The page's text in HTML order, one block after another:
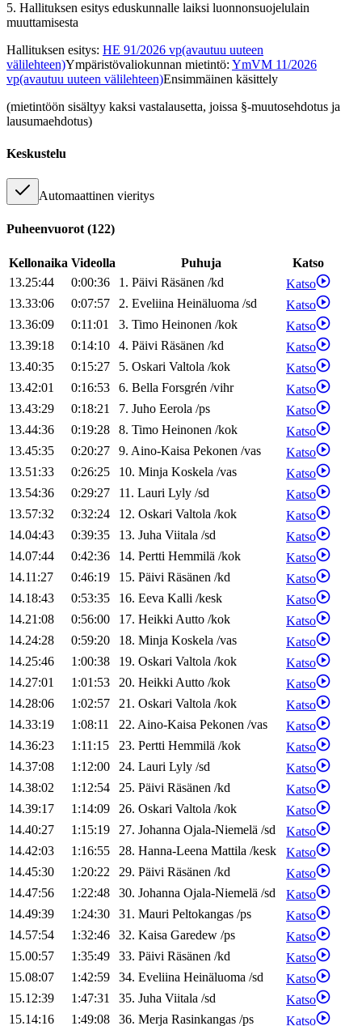
5. Hallituksen esitys eduskunnalle laiksi luonnonsuojelulain
muuttamisesta
Hallituksen esitys: HE 91/2026 vp(avautuu uuteen
välilehteen)Ympäristövaliokunnan mietintö: YmVM 11/2026
vp(avautuu uuteen välilehteen)Ensimmäinen käsittely
(mietintöön sisältyy kaksi vastalausetta, joissa §-muutosehdotus ja
lausumaehdotus)
Keskustelu
Automaattinen vieritys
Puheenvuorot (122)
Kellonaika Videolla Puhuja
Katso
13.25:44
0:00:36 1. Päivi Räsänen /kd
Katso
13.33:06
0:07:57 2. Eveliina Heinäluoma /sd
Katso
13.36:09
0:11:01 3. Timo Heinonen /kok
Katso
13.39:18
0:14:10 4. Päivi Räsänen /kd
Katso
13.40:35
0:15:27 5. Oskari Valtola /kok
Katso
13.42:01
0:16:53 6. Bella Forsgrén /vihr
Katso
13.43:29
0:18:21 7. Juho Eerola /ps
Katso
13.44:36
0:19:28 8. Timo Heinonen /kok
Katso
13.45:35
0:20:27 9. Aino-Kaisa Pekonen /vas
Katso
13.51:33
0:26:25 10. Minja Koskela /vas
Katso
13.54:36
0:29:27 11. Lauri Lyly /sd
Katso
13.57:32
0:32:24 12. Oskari Valtola /kok
Katso
14.04:43
0:39:35 13. Juha Viitala /sd
Katso
14.07:44
0:42:36 14. Pertti Hemmilä /kok
Katso
14.11:27
0:46:19 15. Päivi Räsänen /kd
Katso
14.18:43
0:53:35 16. Eeva Kalli /kesk
Katso
14.21:08
0:56:00 17. HeikkiAutto /kok
Katso
14.24:28
0:59:20 18. Minja Koskela /vas
Katso
14.25:46
1:00:38 19. Oskari Valtola /kok
Katso
14.27:01
1:01:53 20. HeikkiAutto /kok
Katso
14.28:06
1:02:57 21. Oskari Valtola /kok
Katso
14.33:19
1:08:11 22. Aino-Kaisa Pekonen /vas
Katso
14.36:23
1:11:15 23. Pertti Hemmilä /kok
Katso
14.37:08
1:12:00 24. Lauri Lyly /sd
Katso
14.38:02
1:12:54 25. Päivi Räsänen /kd
Katso
14.39:17
1:14:09 26. Oskari Valtola /kok
Katso
14.40:27
1:15:19 27. Johanna Ojala-Niemelä /sd
Katso
14.42:03
1:16:55 28. Hanna-Leena Mattila /kesk
Katso
14.45:30
1:20:22 29. Päivi Räsänen /kd
Katso
14.47:56
1:22:48 30. Johanna Ojala-Niemelä /sd
Katso
14.49:39
1:24:30 31. Mauri Peltokangas /ps
Katso
14.57:54
1:32:46 32. Kaisa Garedew /ps
Katso
15.00:57
1:35:49 33. Päivi Räsänen /kd
Katso
15.08:07
1:42:59 34. Eveliina Heinäluoma /sd
Katso
15.12:39
1:47:31 35. Juha Viitala /sd
Katso
15.14:16
1:49:08 36. Merja Rasinkangas /ps
Katso